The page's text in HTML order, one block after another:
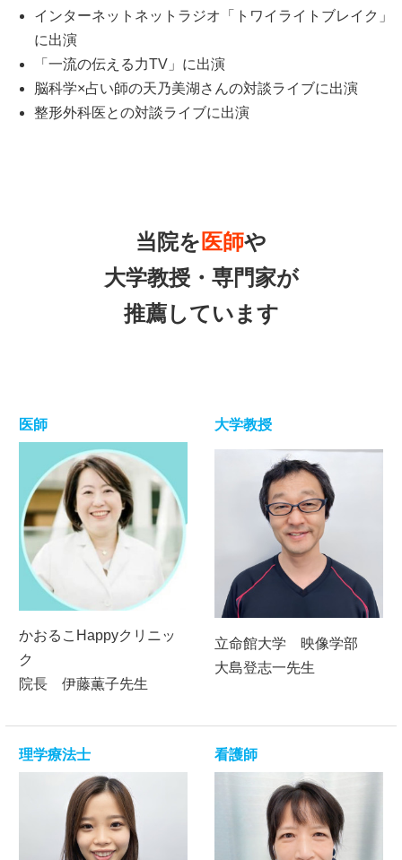
インターネットネットラジオ「トワイライトブレイク」
に出演
「一流の伝える力TV」に出演
脳科学×占い師の天乃美湖さんの対談ライブに出演
整形外科医との対談ライブに出演
当院を 医師や
大学教授・専門家が
推薦しています
医師
かおるこHappyクリニッ
ク
院長 伊藤薫子先生
大学教授
立命館大学 映像学部
大島登志一先生
理学療法士 看護師